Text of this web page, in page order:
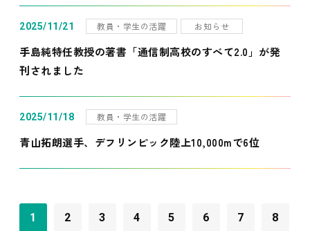
2025/11/21 教員・学生の活躍 お知らせ
手島純特任教授の著書「通信制高校のすべて2.0」が発
刊されました
2025/11/18 教員・学生の活躍
青山拓朗選手、デフリンピック陸上10,000mで6位
1 2 3 4 5 6 7 8